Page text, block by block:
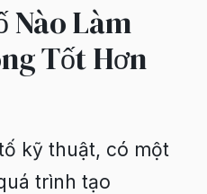
Nào Làm
Tốt Hơn
kỹ thuật, có một
trình tạo